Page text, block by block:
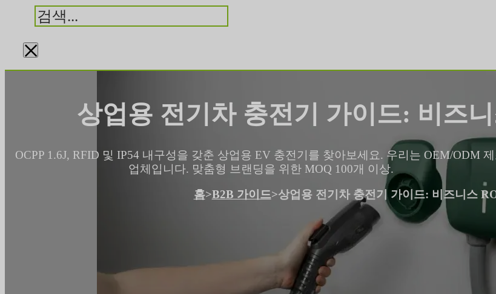
검
색
×
상업용 전기차 충전기 가이드: 비즈
OCPP 1.6J, RFID 및 IP54 내구성을 갖춘 상업용 EV 충전기를 찾아보세요. 우리는 OEM/ODM
업체입니다. 맞춤형 브랜딩을 위한 MOQ 100개 이상.
홈>B2B 가이드>상업용 전기차 충전기 가이드: 비즈니스